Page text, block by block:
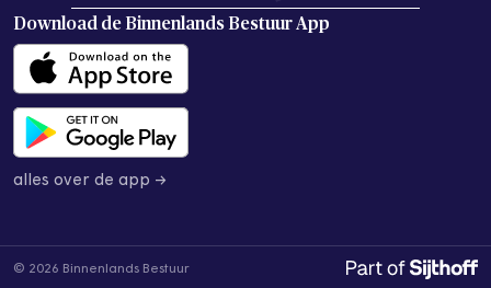
Download de Binnenlands Bestuur App
alles over de app →
© 2026 Binnenlands Bestuur